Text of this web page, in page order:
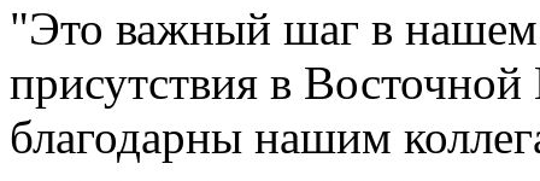
"Это важный шаг в нашем
присутствия в
благодарны нашим